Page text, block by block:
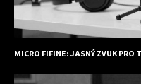
MICRO FIFINE: JASNÝ ZVUK PRO